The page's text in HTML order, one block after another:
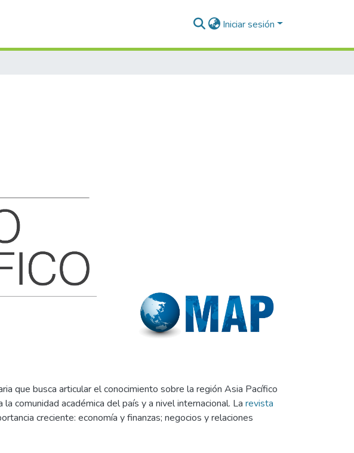
Iniciar sesión
que busca articular el conocimiento sobre la región Asia Pacífico
comunidad académica del país y a nivel internacional. La revista
creciente: economía y finanzas; negocios y relaciones